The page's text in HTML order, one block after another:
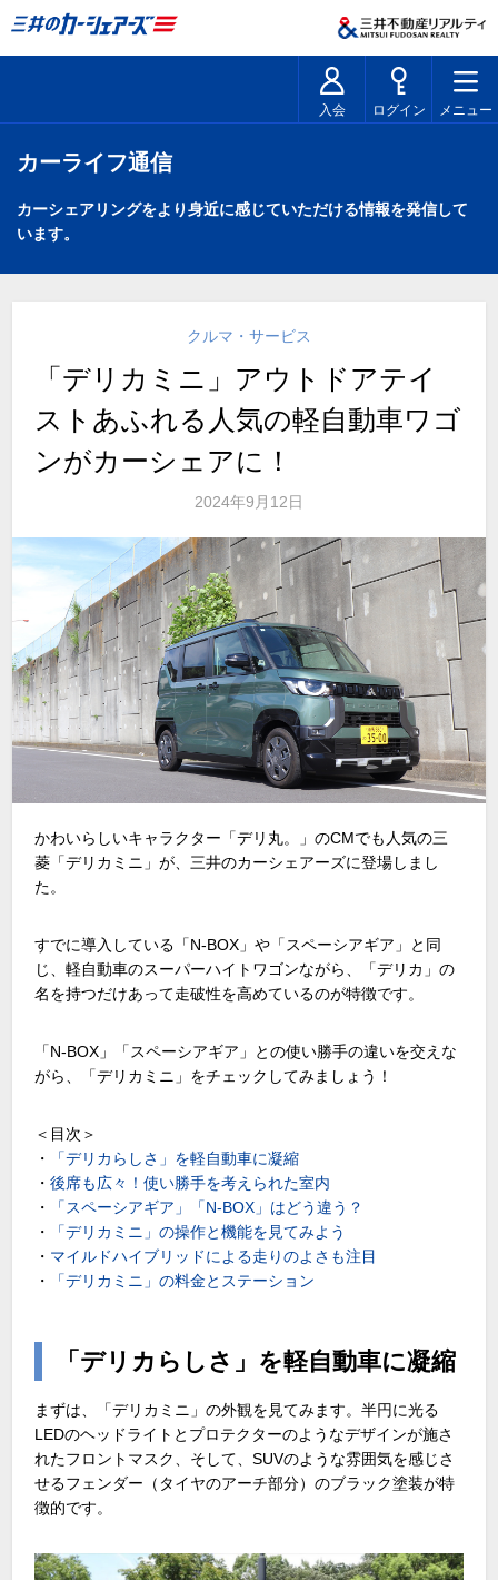
入会 ログイン メニュー
カーライフ通信
カーシェアリングをより身近に感じていただける情報を発信して
います。
クルマ・サービス
「デリカミニ」アウトドアテイ
ストあふれる人気の軽自動車ワゴ
ンがカーシェアに！
2024年9月12日
かわいらしいキャラクター「デリ丸。」のCMでも人気の三
菱「デリカミニ」が、三井のカーシェアーズに登場しまし
た。
すでに導入している「N-BOX」や「スペーシアギア」と同
じ、軽自動車のスーパーハイトワゴンながら、「デリカ」の
名を持つだけあって走破性を高めているのが特徴です。
「N-BOX」「スペーシアギア」との使い勝手の違いを交えな
がら、「デリカミニ」をチェックしてみましょう！
＜目次＞
・
「デリカらしさ」を軽自動車に凝縮
・後席も広々！使い勝手を考えられた室内
・
「スペーシアギア」「N-BOX」はどう違う？
・
「デリカミニ」の操作と機能を見てみよう
・ マイルドハイブリッドによる走りのよさも注目
・
「デリカミニ」の料金とステーション
「デリカらしさ」を軽自動車に凝縮
まずは、「デリカミニ」の外観を見てみます。半円に光る
LEDのヘッドライトとプロテクターのようなデザインが施さ
れたフロントマスク、そして、SUVのような雰囲気を感じさ
せるフェンダー（タイヤのアーチ部分）のブラック塗装が特
徴的です。